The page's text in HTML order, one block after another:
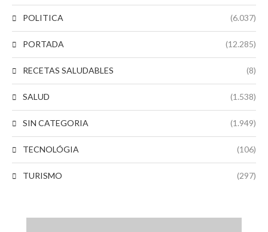
POLITICA (6.037)
PORTADA (12.285)
RECETAS SALUDABLES (8)
SALUD (1.538)
SIN CATEGORIA (1.949)
TECNOLÓGIA (106)
TURISMO (297)